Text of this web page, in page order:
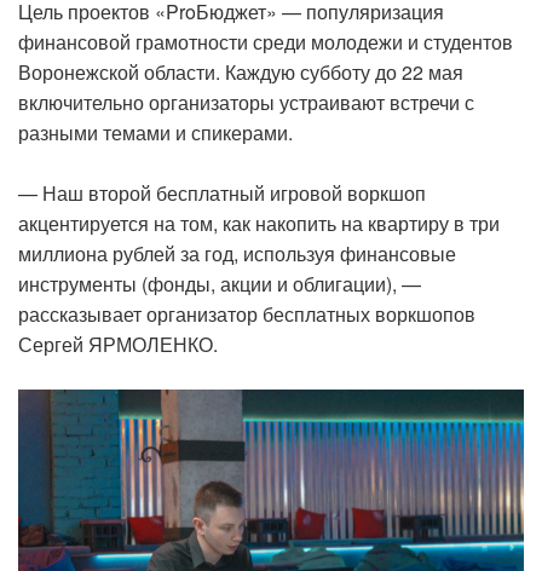
Цель проектов «ProБюджет» — популяризация
финансовой грамотности среди молодежи и студентов
Воронежской области. Каждую субботу до 22 мая
включительно организаторы устраивают встречи с
разными темами и спикерами.
— Наш второй бесплатный игровой воркшоп
акцентируется на том, как накопить на квартиру в три
миллиона рублей за год, используя финансовые
инструменты (фонды, акции и облигации), —
рассказывает организатор бесплатных воркшопов
Сергей ЯРМОЛЕНКО.